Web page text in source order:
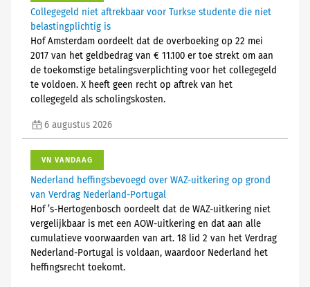
Collegegeld niet aftrekbaar voor Turkse studente die niet
belastingplichtig is
Hof Amsterdam oordeelt dat de overboeking op 22 mei
2017 van het geldbedrag van € 11.100 er toe strekt om aan
de toekomstige betalingsverplichting voor het collegegeld
te voldoen. X heeft geen recht op aftrek van het
collegegeld als scholingskosten.
6 augustus 2026
VN VANDAAG
Nederland heffingsbevoegd over WAZ-uitkering op grond
van Verdrag Nederland-Portugal
Hof ’s-Hertogenbosch oordeelt dat de WAZ-uitkering niet
vergelijkbaar is met een AOW-uitkering en dat aan alle
cumulatieve voorwaarden van art. 18 lid 2 van het Verdrag
Nederland-Portugal is voldaan, waardoor Nederland het
heffingsrecht toekomt.